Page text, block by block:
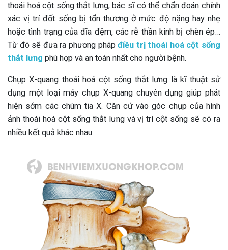
thoái hoá cột sống thắt lưng, bác sĩ có thể chẩn đoán chính
xác vị trí đốt sống bị tổn thương ở mức độ nặng hay nhẹ
hoặc tình trạng của đĩa đệm, các rễ thần kinh bị chèn ép…
Từ đó sẽ đưa ra phương phápđiều trị thoái hoá cột sống
thắt lưng phù hợp và an toàn nhất cho người bệnh.
Chụp X-quang thoái hoá cột sống thắt lưng là kĩ thuật sử
dụng một loại máy chụp X-quang chuyên dụng giúp phát
hiện sớm các chùm tia X. Căn cứ vào góc chụp của hình
ảnh thoái hoá cột sống thắt lưng và vị trí cột sống sẽ có ra
nhiều kết quả khác nhau.